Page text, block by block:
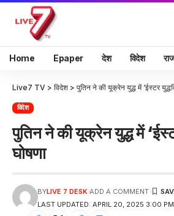
Home Epaper देश विदेश
Live7 TV > विदेश > पुतिन ने की यूक्रेन युद्ध में ‘ईस्टर
विदेश
पुतिन ने की यूक्रेन युद्ध में
घोषणा
LAST UPDATED: APRIL 20, 2025 3:00 PM
BYLIVE 7 DESK ADD A COMMENT